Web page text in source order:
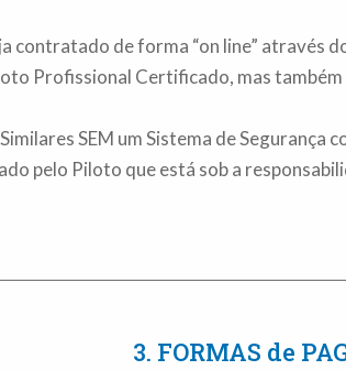
contratado de forma “on line” através
Profissional Certificado, mas
SEM um Sistema de
pelo Piloto que está sob a
3. FORMAS de